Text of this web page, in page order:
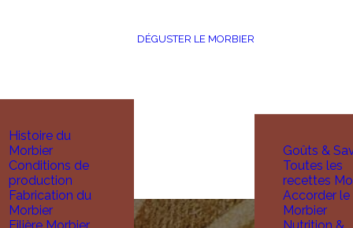
Histoire du
Morbier
Conditions de
production
Fabrication du
Morbier
DÉGUSTER LE MORBIER
Goûts &
Toutes les
recettes
Accorder le
Morbier